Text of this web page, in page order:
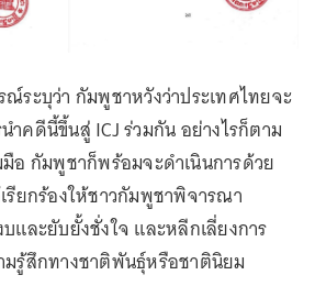
ระบุว่า กัมพูชาหวังว่าประเทศไทยจะ
ำคดีนี้ขึ้นสู่ ICJ ร่วมกัน อย่างไรก็ตาม
อ กัมพูชาก็พร้อมจะดำเนินการด้วย
รียกร้องให้ชาวกัมพูชาพิจารณา
และยับยั้งชั่งใจ และหลีกเลี่ยงการ
มรู้สึกทางชาติพันธุ์หรือชาตินิยม